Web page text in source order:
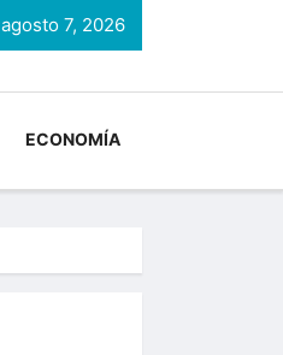
agosto 7, 2026
ECONOMÍA